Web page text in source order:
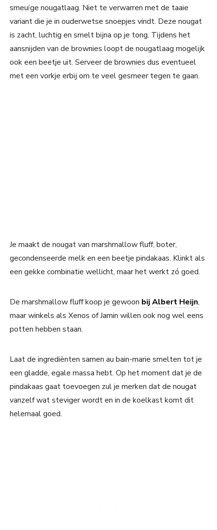
smeuïge nougatlaag. Niet te verwarren met de taaie
variant die je in ouderwetse snoepjes vindt. Deze nougat
is zacht, luchtig en smelt bijna op je tong. Tijdens het
aansnijden van de brownies loopt de nougatlaag mogelijk
ook een beetje uit. Serveer de brownies dus eventueel
met een vorkje erbij om te veel gesmeer tegen te gaan.
Je maakt de nougat van marshmallow fluff, boter,
gecondenseerde melk en een beetje pindakaas. Klinkt als
een gekke combinatie wellicht, maar het werkt zó goed.
De marshmallow fluff koop je gewoon bij Albert Heijn,
maar winkels als Xenos of Jamin willen ook nog wel eens
potten hebben staan.
Laat de ingrediënten samen au bain-marie smelten tot je
een gladde, egale massa hebt. Op het moment dat je de
pindakaas gaat toevoegen zul je merken dat de nougat
vanzelf wat steviger wordt en in de koelkast komt dit
helemaal goed.